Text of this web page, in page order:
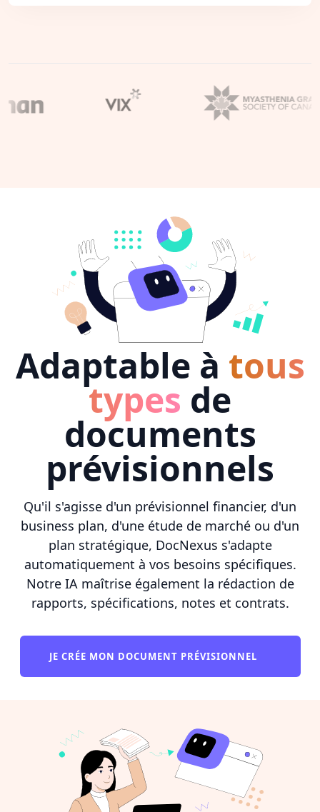
Adaptable à tous
types de
documents
prévisionnels
Qu'il s'agisse d'un prévisionnel financier, d'un
business plan, d'une étude de marché ou d'un
plan stratégique, DocNexus s'adapte
automatiquement à vos besoins spécifiques.
Notre IA maîtrise également la rédaction de
rapports, spécifications, notes et contrats.
JE CRÉE MON DOCUMENT PRÉVISIONNEL